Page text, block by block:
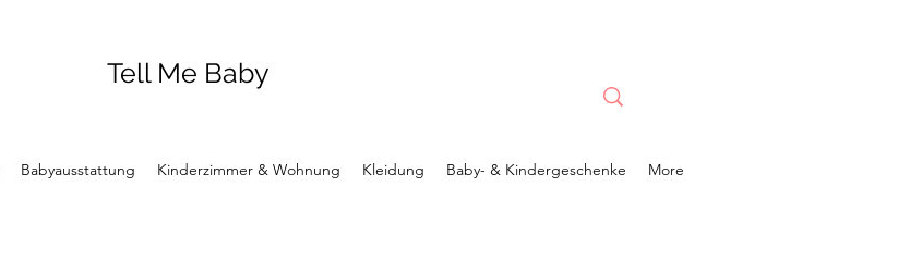
Tell Me Baby
Babyausstattung Kinderzimmer & Wohnung Kleidung Baby- & Kindergeschenke More